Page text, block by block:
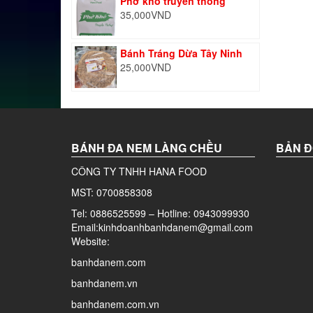
35,000VND
Bánh Tráng Dừa Tây Ninh
25,000VND
BÁNH ĐA NEM LÀNG CHỀU
CÔNG TY TNHH HANA FOOD
MST: 0700858308
Tel: 0886525599 – Hotline: 0943099930
Email:kinhdoanhbanhdanem@gmail.com
Website:
banhdanem.com
banhdanem.vn
banhdanem.com.vn
BẢN